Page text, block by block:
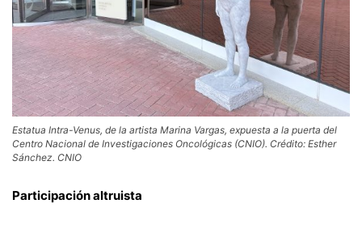
Estatua Intra-Venus, de la artista Marina Vargas, expuesta a la puerta del
Centro Nacional de Investigaciones Oncológicas (CNIO). Crédito: Esther
Sánchez. CNIO
Participación altruista